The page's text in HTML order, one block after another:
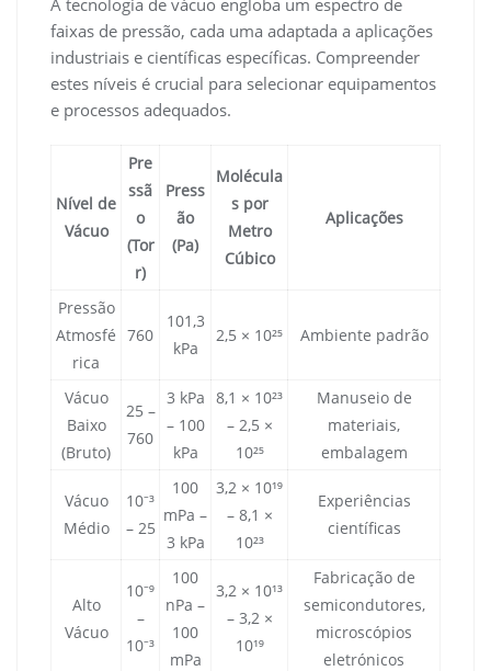
faixas de pressão, cada uma adaptada a aplicações
industriais e científicas específicas. Compreender
estes níveis é crucial para selecionar equipamentos
e processos adequados.
Nível de
Vácuo
Pre
ssã
o
(Tor
r)
Press
ão
(Pa)
Molécula
s por
Metro
Cúbico
Aplicações
Pressão
Atmosfé
rica
760
101,3
kPa
2,5 × 10²⁵ Ambiente padrão
Vácuo
Baixo
(Bruto)
25 –
760
3 kPa
– 100
kPa
8,1 × 10²³
– 2,5 ×
10²⁵
Manuseio de
materiais,
embalagem
Vácuo
Médio
10⁻³
– 25
100
mPa –
3 kPa
3,2 × 10¹⁹
– 8,1 ×
10²³
Experiências
científicas
Alto
Vácuo
10⁻⁹
–
10⁻³
100
nPa –
100
mPa
3,2 × 10¹³
– 3,2 ×
10¹⁹
Fabricação de
semicondutores,
microscópios
eletrónicos